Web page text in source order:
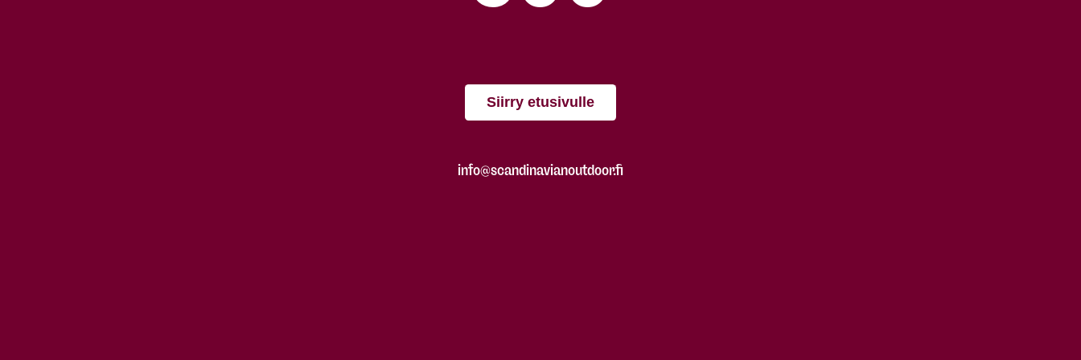
Siirry etusivulle
info@scandinavianoutdoor.fi